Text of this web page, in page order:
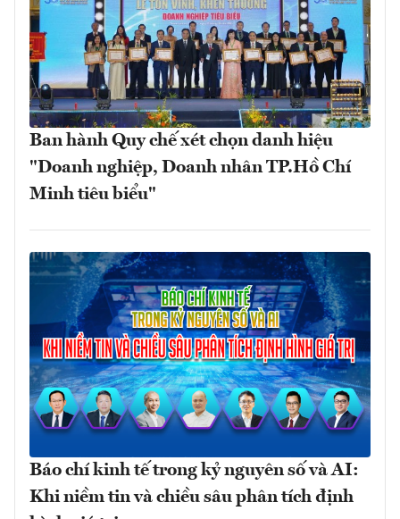
Ban hành Quy chế xét chọn danh hiệu
"Doanh nghiệp, Doanh nhân TP.Hồ Chí
Minh tiêu biểu"
Báo chí kinh tế trong kỷ nguyên số và AI:
Khi niềm tin và chiều sâu phân tích định